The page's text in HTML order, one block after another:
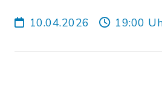
10.04.2026 19:00